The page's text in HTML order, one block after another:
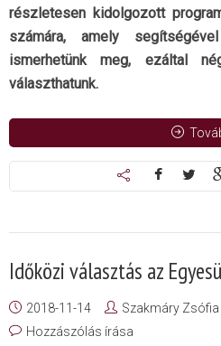
részletesen kidolgozott
számára, amely
ismerhetünk meg, ezáltal
választhatunk.
Időközi választás az
2018-11-14 Szakmáry Zsófia
Hozzászólás írása